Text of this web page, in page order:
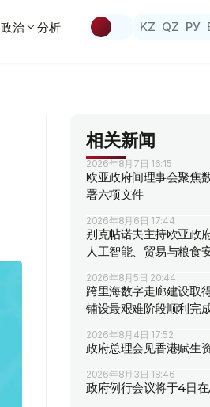
政治 分析 KZ QZ РУ
相关新闻
2026年8月7日 16:15
欧亚政府间理事会聚焦
署六项文件
2026年8月6日 17:44
别克帖诺夫主持欧亚政
人工智能、贸易与粮食
2026年8月5日 20:44
跨里海数字走廊建设取
铺设最艰难阶段顺利完
2026年8月4日 17:52
政府总理会见香港赋生
2026年8月3日 18:46
政府例行会议将于4日